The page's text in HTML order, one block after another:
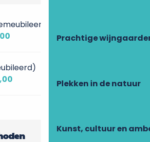
Prachtige
Plekken in de natuur
Kunst, cultuur en